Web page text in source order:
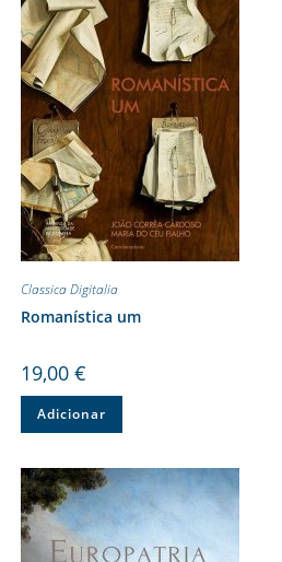
Classica Digitalia
Romanística um
19,00 €
Adicionar